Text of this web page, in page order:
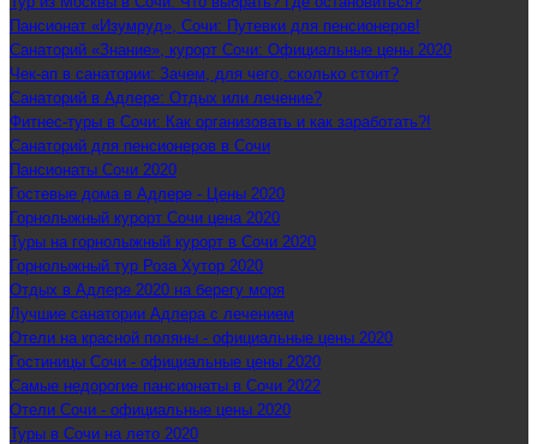
Пансионат «Изумруд», Сочи: Путевки для пенсионеров!
Санаторий «Знание», курорт Сочи: Официальные цены 2020
Чек-ап в санатории: Зачем, для чего, сколько стоит?
Санаторий в Адлере: Отдых или лечение?
Фитнес-туры в Сочи: Как организовать и как заработать?!
Санаторий для пенсионеров в Сочи
Пансионаты Сочи 2020
Гостевые дома в Адлере - Цены 2020
Горнолыжный курорт Сочи цена 2020
Туры на горнолыжный курорт в Сочи 2020
Горнолыжный тур Роза Хутор 2020
Отдых в Адлере 2020 на берегу моря
Лучшие санатории Адлера с лечением
Отели на красной поляны - официальные цены 2020
Гостиницы Сочи - официальные цены 2020
Самые недорогие пансионаты в Сочи 2022
Отели Сочи - официальные цены 2020
Туры в Сочи на лето 2020